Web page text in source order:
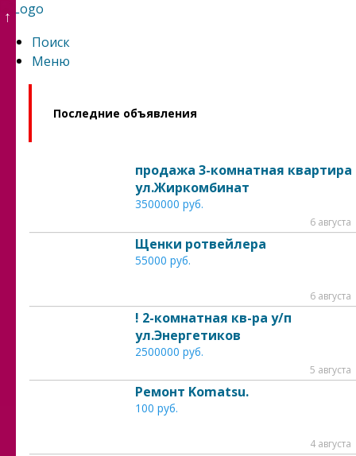
Поиск
Меню
Последние объявления
продажа 3-комнатная квартира
ул.Жиркомбинат
3500000 руб.
6 августа
Щенки ротвейлера
55000 руб.
6 августа
! 2-комнатная кв-ра у/п
ул.Энергетиков
2500000 руб.
5 августа
Ремонт Komatsu.
100 руб.
4 августа
↑